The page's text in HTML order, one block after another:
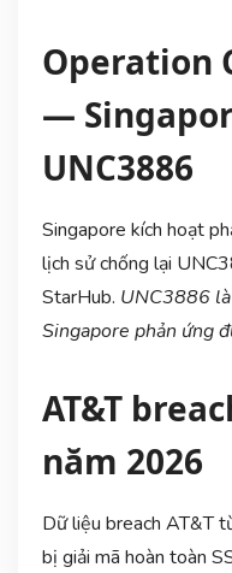
Operation
—
UNC3886
Singapore kích hoạt
lịch sử chống lại
StarHub. UNC3886
Singapore phản ứng
AT&T
năm 2026
Dữ liệu breach AT&T
bị giải mã hoàn toàn